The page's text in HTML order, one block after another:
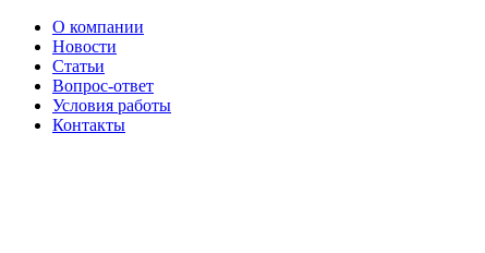
О компании
Новости
Статьи
Вопрос-ответ
Условия работы
Контакты